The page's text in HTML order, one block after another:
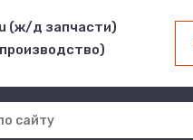
(ж/д запчасти)